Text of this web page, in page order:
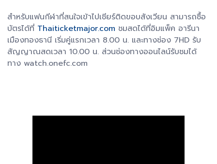
สำหรับแฟนกีฬาที่สนใจเข้าไปเชียร์ติดขอบสังเวียน สามารถซื้อ
บัตรได้ที่ Thaiticketmajor.com ชมสดได้ที่อิมแพ็ค อารีนา
เมืองทองธานี เริ่มคู่แรกเวลา 8.00 น. และทางช่อง 7HD รับ
สัญญาณสดเวลา 10.00 น. ส่วนช่องทางออนไลน์รับชมได้
ทาง watch.onefc.com